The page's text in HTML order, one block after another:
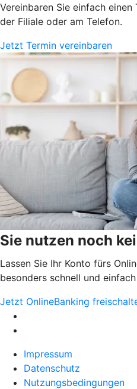
Vereinbaren Sie einfach
der Filiale oder am Telefon.
Jetzt Termin vereinbaren
Sie nutzen noch
Lassen Sie Ihr Konto fürs
besonders schnell und
Jetzt OnlineBanking
Impressum
Datenschutz
Nutzungsbedingungen